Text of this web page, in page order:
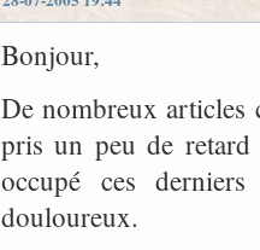
Bonjour,
De nombreux articles
pris un peu de retard
occupé ces
douloureux.